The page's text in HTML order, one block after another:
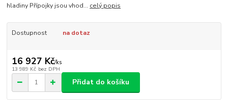
hladiny Přípojky jsou vhod... celý popis
Dostupnost na dotaz
16 927 Kč/ks
13 989 Kč bez DPH
Přidat do košíku